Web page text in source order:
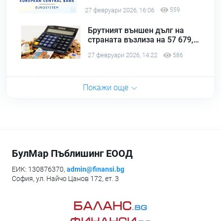
27 февруари 2026, 16:06 559
Брутният външен дълг на
страната възлиза на 57 679,4
2025 г.
27 февруари 2026, 14:22 586
Покажи още
БулМар Пъблишинг ЕООД
ЕИК: 130876370, admin@finansi.bg
София, ул. Найчо Цанов 172, ет. 3